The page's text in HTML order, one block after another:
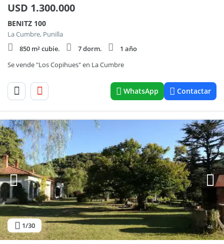
USD 1.300.000
BENITZ 100
La Cumbre, Punilla
850 m² cubie.
7 dorm.
1 año
Se vende "Los Copihues" en La Cumbre
WhatsApp Contactar
1/30 46